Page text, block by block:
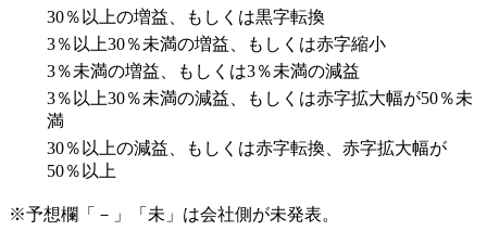
30％以上の増益、もしくは黒字転換
3％以上30％未満の増益、もしくは赤字縮小
3％未満の増益、もしくは3％未満の減益
3％以上30％未満の減益、もしくは赤字拡大幅が50％未
満
30％以上の減益、もしくは赤字転換、赤字拡大幅が
50％以上
※予想欄「－」「未」は会社側が未発表。